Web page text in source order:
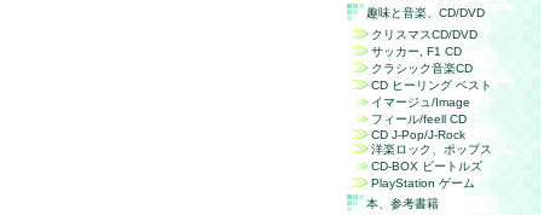
趣味と音楽、 CD/DVD
クリスマスCD/DVD
サッカー, F1 CD
クラシック音楽CD
CD ヒーリング ベスト
イマージュ/Image
フィール/feell CD
CD J-Pop/J-Rock
洋楽ロック、ポップス
CD-BOX ビートルズ
PlayStation ゲーム
本、参考書籍